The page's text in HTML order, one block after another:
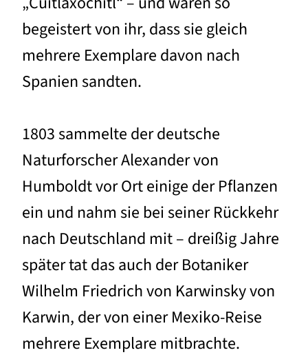
begeistert von ihr, dass sie gleich
mehrere Exemplare davon nach
Spanien sandten.
1803 sammelte der deutsche
Naturforscher Alexander von
Humboldt vor Ort einige der Pflanzen
ein und nahm sie bei seiner Rückkehr
nach Deutschland mit – dreißig Jahre
später tat das auch der Botaniker
Wilhelm Friedrich von Karwinsky von
Karwin, der von einer Mexiko-Reise
mehrere Exemplare mitbrachte.